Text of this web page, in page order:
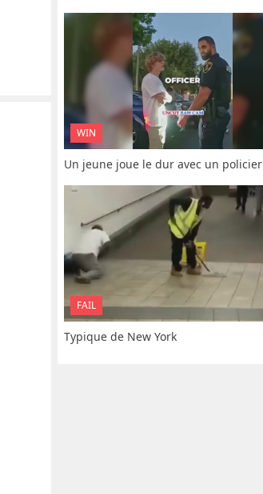
WIN
Un jeune joue le dur avec un policier
FAIL
Typique de New York